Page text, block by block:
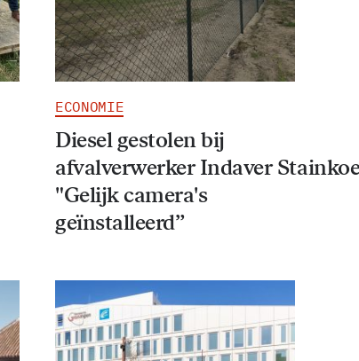
ECONOMIE
Diesel gestolen bij
afvalverwerker Indaver
"Gelijk camera's
geïnstalleerd”